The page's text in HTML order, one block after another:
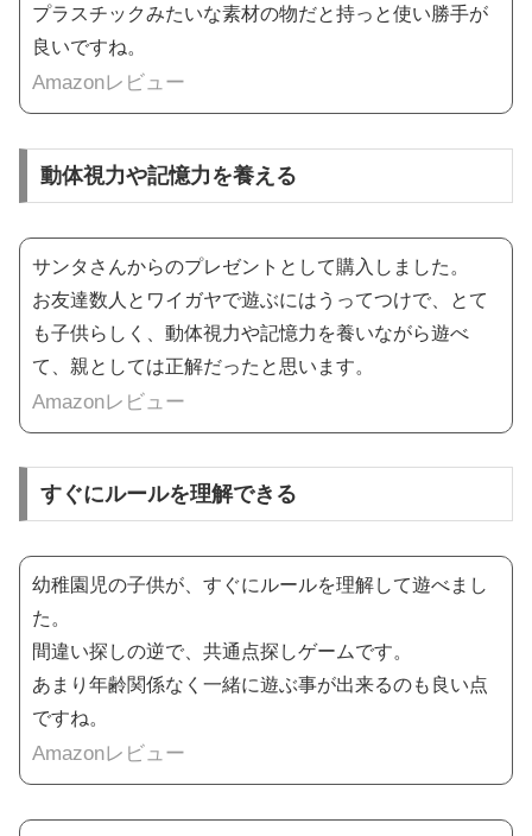
プラスチックみたいな素材の物だと持っと使い勝手が
良いですね。
Amazonレビュー
動体視力や記憶力を養える
サンタさんからのプレゼントとして購入しました。
お友達数人とワイガヤで遊ぶにはうってつけで、とて
も子供らしく、動体視力や記憶力を養いながら遊べ
て、親としては正解だったと思います。
Amazonレビュー
すぐにルールを理解できる
幼稚園児の子供が、すぐにルールを理解して遊べまし
た。
間違い探しの逆で、共通点探しゲームです。
あまり年齢関係なく一緒に遊ぶ事が出来るのも良い点
ですね。
Amazonレビュー